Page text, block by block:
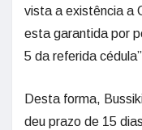
vista a existência a
esta garantida por
5 da referida
Desta forma,
deu prazo de 15